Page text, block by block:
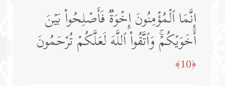
إِنَّمَا ٱلۡمُؤۡمِنُونَ إِخۡوَةࣱ فَأَصۡلِحُوا۟ بَیۡنَ
أَخَوَیۡكُمۡۚ وَٱتَّقُوا۟ ٱللَّهَ لَعَلَّكُمۡ تُرۡحَمُونَ
﴿10﴾